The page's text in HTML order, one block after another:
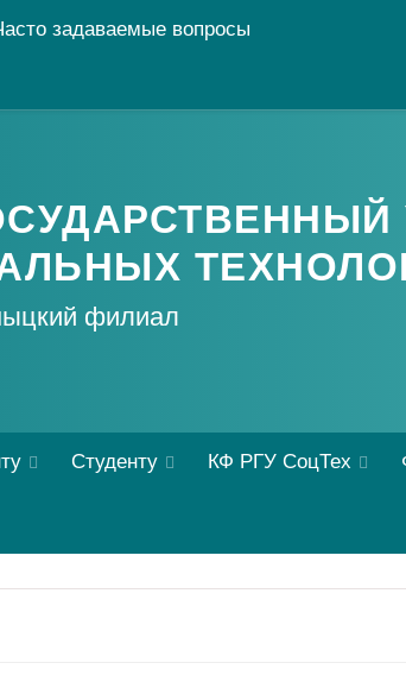
задаваемые вопросы
филиал
Студенту КФ РГУ СоцТех